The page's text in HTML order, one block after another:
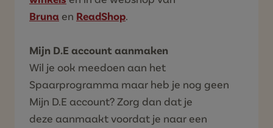
Bruna en ReadShop.
Mijn D.E account aanmaken
Wil je ook meedoen aan het
Spaarprogramma maar heb je nog geen
Mijn D.E account? Zorg dan dat je
deze aanmaakt voordat je naar een